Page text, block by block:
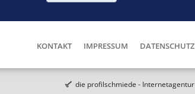
KONTAKT IMPRESSUM DATENSCHUTZ
die profilschmiede - Internetagentur